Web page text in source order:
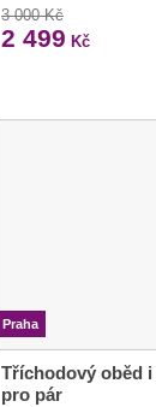
3 000 Kč
2 499 Kč
Praha
Tříchodový oběd
pro pár